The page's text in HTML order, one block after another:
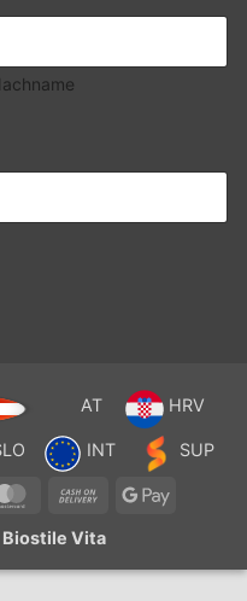
AT HRV
INT SUP
MasterCardCash
Delivery
Google
Biostile Vita